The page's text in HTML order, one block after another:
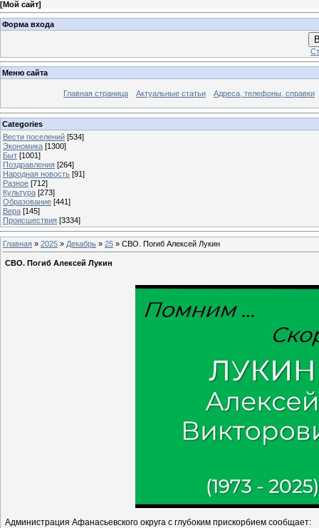
[Мой сайт]
Форма входа
Меню сайта
Главная страница Актуальные статьи Адреса, телефоны, справки
Categories
Вести поселений [534]
Экономика [1300]
Быт [1001]
Поздравления [264]
Народная новость [91]
Разное [712]
Культура [273]
Образование [441]
Вера [145]
Происшествия [3334]
Главная » 2025 » Декабрь » 25 » СВО. Погиб Алексей Лукин
СВО. Погиб Алексей Лукин
Администрация Афанасьевского округа с глубоким прискорбием сообщает: